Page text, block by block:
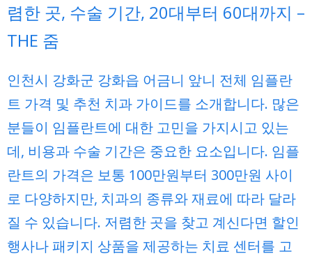
렴한 곳, 수술 기간, 20대부터 60대까지 –
THE 줌
인천시 강화군 강화읍 어금니 앞니 전체 임플란
트 가격 및 추천 치과 가이드를 소개합니다. 많은
분들이 임플란트에 대한 고민을 가지시고 있는
데, 비용과 수술 기간은 중요한 요소입니다. 임플
란트의 가격은 보통 100만원부터 300만원 사이
로 다양하지만, 치과의 종류와 재료에 따라 달라
질 수 있습니다. 저렴한 곳을 찾고 계신다면 할인
행사나 패키지 상품을 제공하는 치료 센터를 고